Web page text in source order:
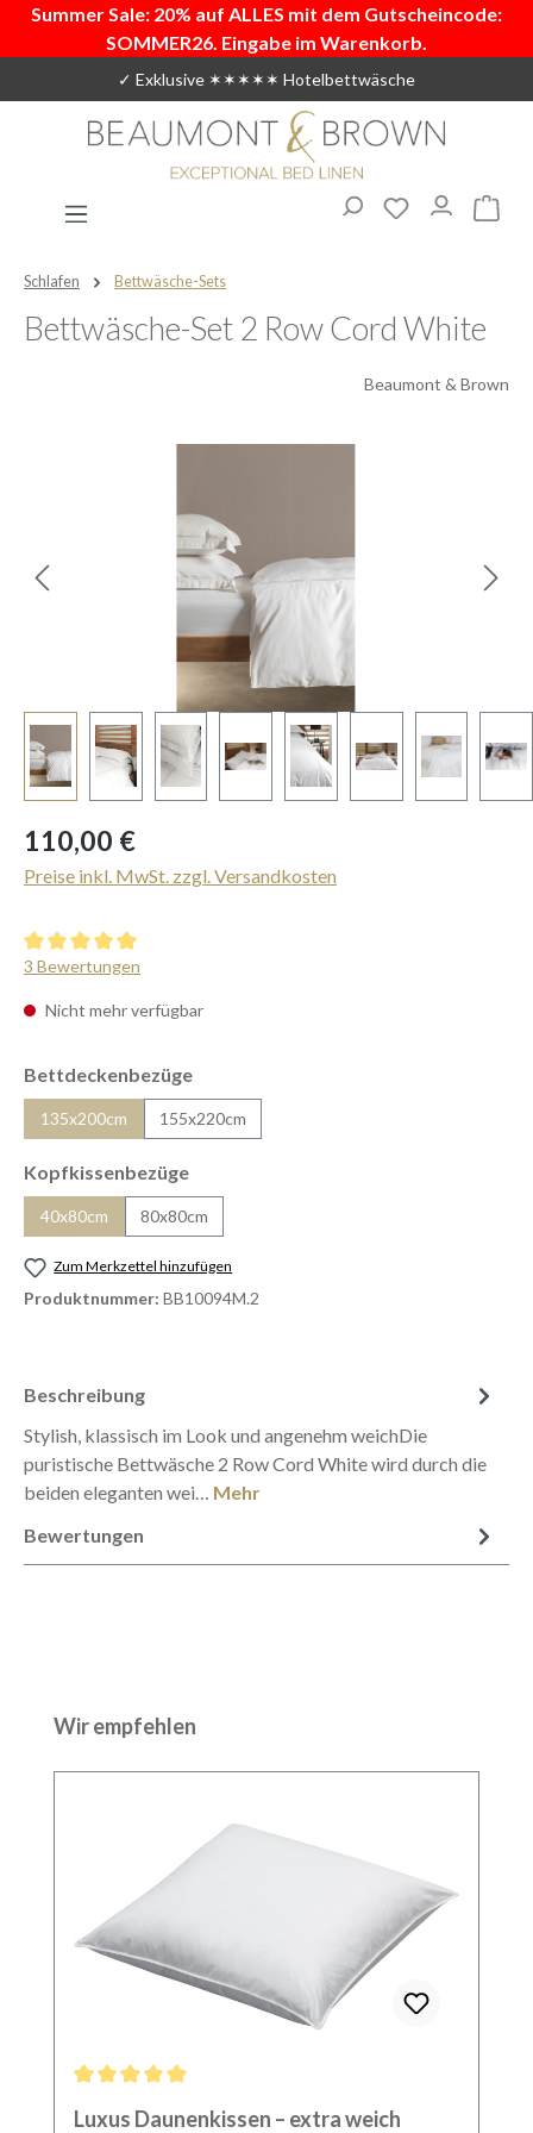
Zum Hauptinhalt springen
Summer Sale: 20% auf ALLES mit dem Gutscheincode:
SOMMER26. Eingabe im Warenkorb.
✓ Exklusive ✶✶✶✶✶ Hotelbettwäsche
Du hast 0
Schlafen Bettwäsche-Sets
Bettwäsche-Set 2 Row Cord White
Beaumont & Brown
Regulärer Preis:
110,00 €
Preise inkl. MwSt. zzgl. Versandkosten
Durchschnittliche Bewertung von 5 von 5 Sternen
3 Bewertungen
Nicht mehr verfügbar
Bettdeckenbezügeauswählen
135x200cm 155x220cm
Kopfkissenbezügeauswählen
40x80cm 80x80cm
Zum Merkzettel hinzufügen
Produktnummer: BB10094M.2
Beschreibung
Stylish, klassisch im Look und angenehm weichDie
puristische Bettwäsche 2 Row Cord White wird durch die
beiden eleganten wei… Mehr
Bewertungen
Produktgalerie überspringen
Wir empfehlen
Luxus Daunenkissen – extra weich